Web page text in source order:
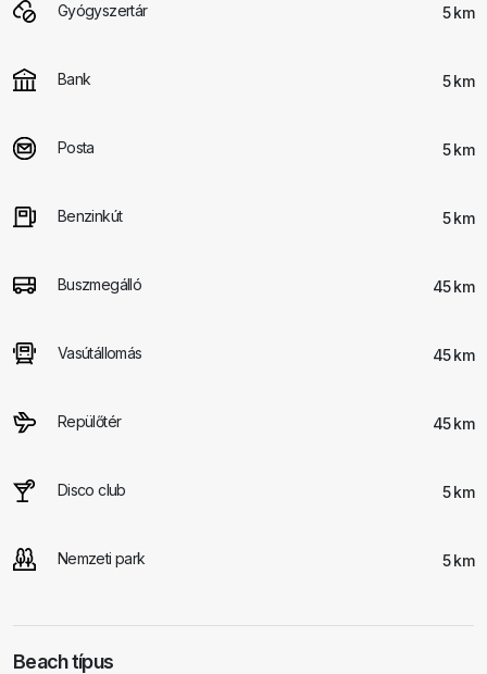
Gyógyszertár 5 km
Bank 5 km
Posta 5 km
Benzinkút 5 km
Buszmegálló 45 km
Vasútállomás 45 km
Repülőtér 45 km
Disco club 5 km
Nemzeti park 5 km
Beach típus